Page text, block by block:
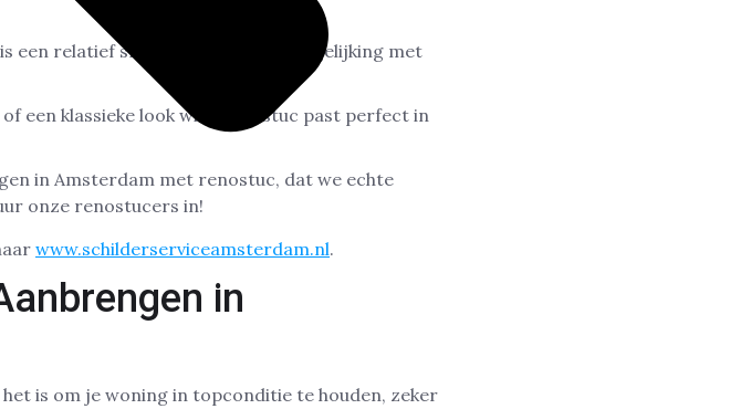
een relatief snelle klus, zeker in vergelijking met
een klassieke look wilt, Renostuc past perfect in
in Amsterdam met renostuc, dat we echte
onze renostucers in!
www.schilderserviceamsterdam.nl.
in
is om je woning in topconditie te houden, zeker